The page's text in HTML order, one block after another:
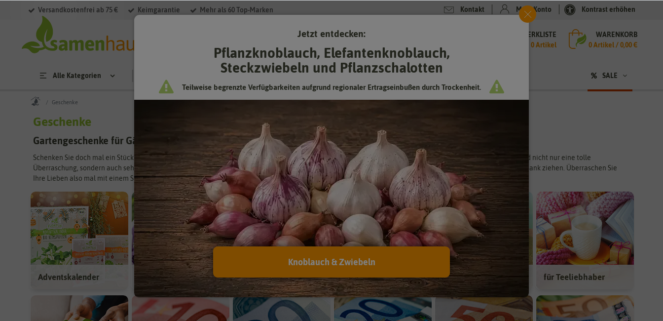
Versandkostenfrei ab 75 € Keimgarantie Mehr als 60 Top-Marken Kontakt Mein Konto Kontrast erhöhen
MERKLISTE
0 Artikel
WARENKORB
0Artikel /0,00 €
Alle Kategorien SALE
Geschenke
Geschenke
Gartengeschenke für Gärtner und Gärtnerinnen: Kreative Ideen für grüne Daumen
Schenken Sie doch mal ein Stück Natur. Das muss nicht immer der Blumenstrauß oder das Gesteck sein. Bücher, Samen und vieles mehr rund um das Gärtnern sind nicht nur eine tolle
Überraschung, sondern auch sehr praktisch. Für unsere Geschenkideen braucht der Beschenkte nicht einmal einen Garten, denn vieles lässt sich auf der Fensterbank ziehen. Überraschen Sie
Ihre Lieben also mal mit einem Stück Garten.
Adventskalender für Blumengärtner für Gemüsegärtner für Kinder Munakuppi für Teeliebhaber
Filter
Jetzt entdecken:
Pflanzknoblauch, Elefantenknoblauch,
Steckzwiebeln und Pflanzschalotten
Teilweise begrenzte Verfügbarkeiten aufgrund regionaler Ertragseinbußen durch Trockenheit.
Knoblauch & Zwiebeln